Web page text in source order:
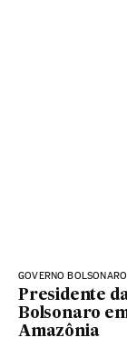
GOVERNO BOLSONARO
Presidente
Bolsonaro
Amazônia